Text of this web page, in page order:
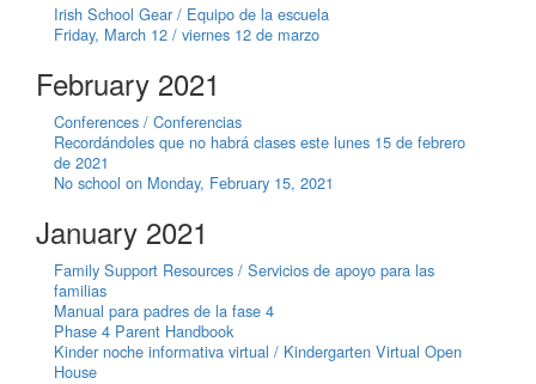
Irish School Gear / Equipo de la escuela
Friday, March 12 / viernes 12 de marzo
February 2021
Conferences / Conferencias
Recordándoles que no habrá clases este lunes 15 de febrero
de 2021
No school on Monday, February 15, 2021
January 2021
Family Support Resources / Servicios de apoyo para las
familias
Manual para padres de la fase 4
Phase 4 Parent Handbook
Kinder noche informativa virtual / Kindergarten Virtual Open
House